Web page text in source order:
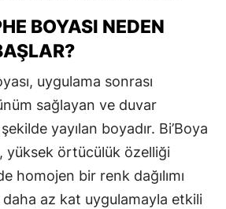
BOYASI NEDEN
uygulama sonrası
sağlayan ve duvar
yayılan boyadır. Bi’Boya
yüksek örtücülük özelliği
homojen bir renk dağılımı
daha az kat uygulamayla etkili